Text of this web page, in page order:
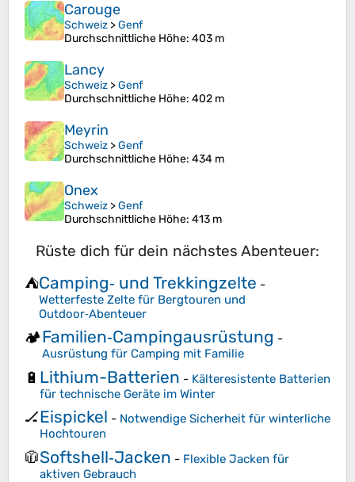
Carouge
Schweiz >Genf
Durchschnittliche Höhe: 403 m
Lancy
Schweiz >Genf
Durchschnittliche Höhe: 402 m
Meyrin
Schweiz >Genf
Durchschnittliche Höhe: 434 m
Onex
Schweiz >Genf
Durchschnittliche Höhe: 413 m
Rüste dich für dein nächstes Abenteuer:
⛺Camping‑ und Trekkingzelte -
Wetterfeste Zelte für Bergtouren und
Outdoor‑Abenteuer
🏕️Familien‑Campingausrüstung -
Ausrüstung für Camping mit Familie
🔋 Lithium-Batterien - Kälteresistente Batterien
für technische Geräte im Winter
🏒Eispickel - Notwendige Sicherheit für winterliche
Hochtouren
🧥Softshell‑Jacken - Flexible Jacken für
aktiven Gebrauch